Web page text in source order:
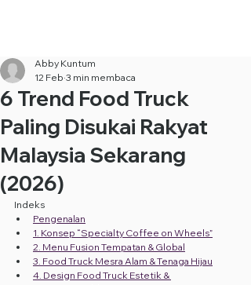
6 Trend Food Truck
Paling Disukai Rakyat
Malaysia Sekarang
(2026)
Abby Kuntum
12 Feb 3 min membaca
Indeks
Pengenalan
1. Konsep “Specialty Coffee on Wheels”
2. Menu Fusion Tempatan & Global
3. Food Truck Mesra Alam & Tenaga Hijau
4. Design Food Truck Estetik &